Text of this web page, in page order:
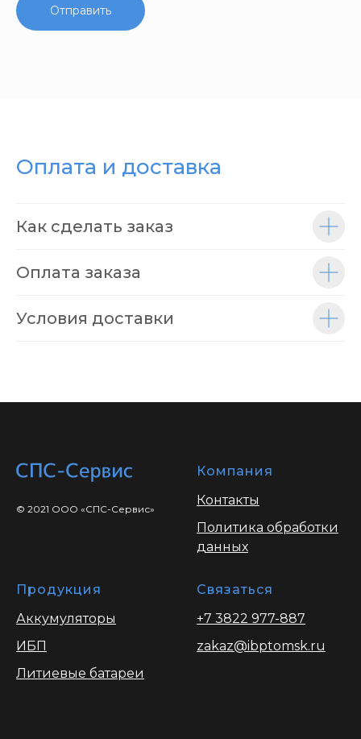
Отправить
Оплата и доставка
Как сделать заказ
Оплата заказа
Условия доставки
© 2021 ООО «СПС-Сервис»
Компания
Контакты
Политика обработки
данных
Продукция
Аккумуляторы
ИБП
Литиевые батареи
Связаться
+7 3822 977-887
zakaz@ibptomsk.ru